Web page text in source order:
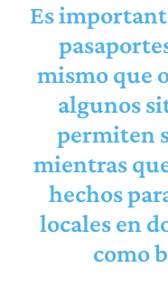
Es
mismo que
algunos
permiten
mientras
hechos
locales en
como